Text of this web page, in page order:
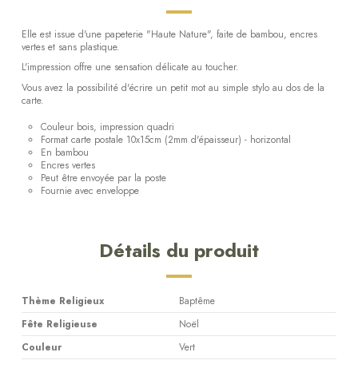
Elle est issue d'une papeterie "Haute Nature", faite de bambou, encres
vertes et sans plastique.
L'impression offre une sensation délicate au toucher.
Vous avez la possibilité d'écrire un petit mot au simple stylo au dos de la
carte.
Couleur bois, impression quadri
Format carte postale 10x15cm (2mm d'épaisseur) - horizontal
En bambou
Encres vertes
Peut être envoyée par la poste
Fournie avec enveloppe
Détails du produit
Thème Religieux
Baptême
Fête Religieuse
Noël
Couleur
Vert